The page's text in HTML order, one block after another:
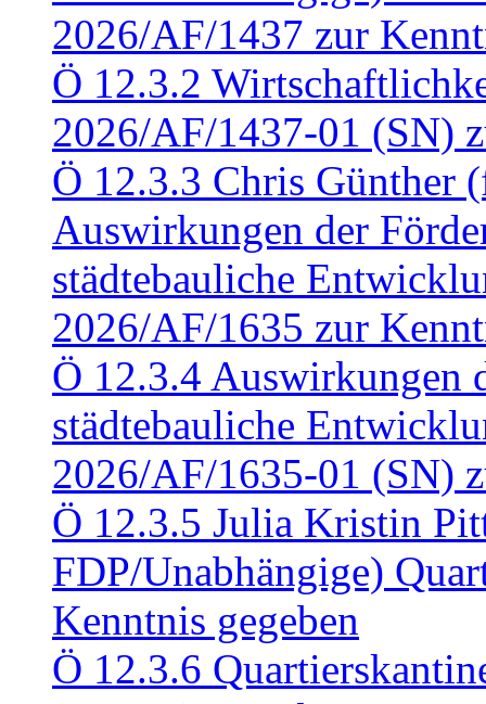
2026/AF/1437 zur
Ö 12.3.2
2026/AF/1437-01 (SN)
Ö 12.3.3 Chris Günther
Auswirkungen der
städtebauliche
2026/AF/1635 zur
Ö 12.3.4 Auswirkungen
städtebauliche
2026/AF/1635-01 (SN)
Ö 12.3.5 Julia Kristin
FDP/Unabhängige)
Kenntnis gegeben
Ö 12.3.6